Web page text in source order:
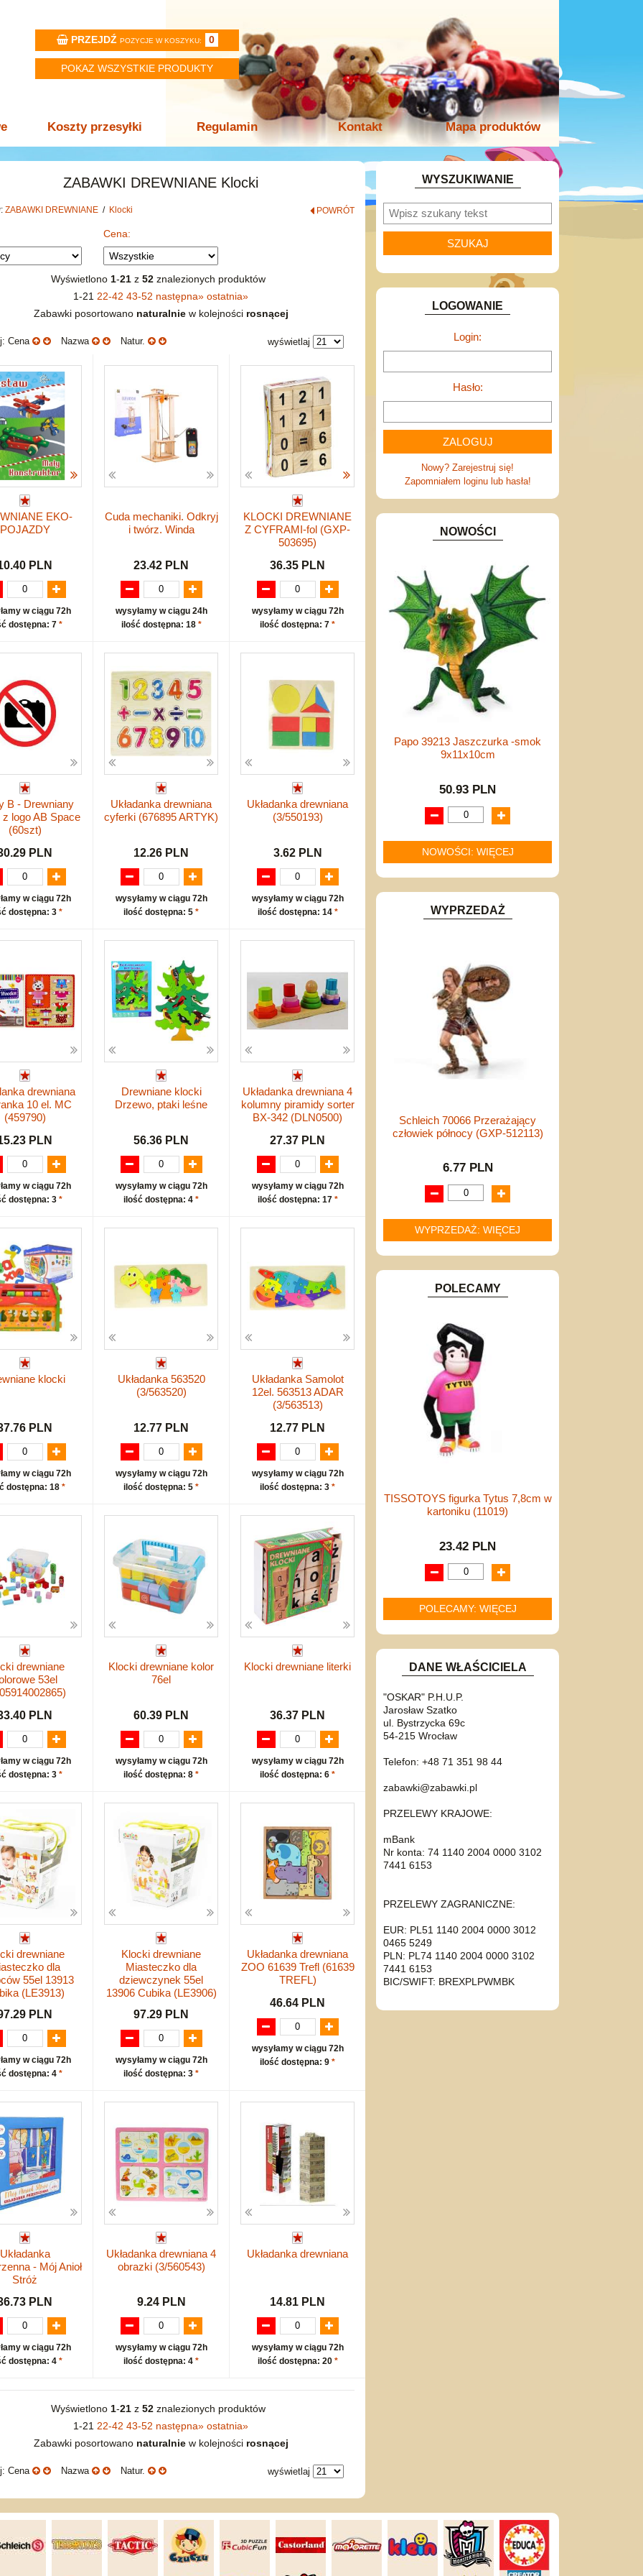
PRZEJDŹ POZYCJE W KOSZYKU: 0
POKAZ WSZYSTKIE PRODUKTY
Koszty przesyłki Regulamin Kontakt Mapa produktów
ZABAWKI DREWNIANE Klocki
ZABAWKI DREWNIANE / Klocki POWRÓT
Cena:
Wyświetlono 1-21z 52znalezionych produktów
1-21 22-42 43-52 następna» ostatnia»
Zabawki posortowano naturalniew kolejności rosnącej
Cena Nazwa Natur. wyświetlaj
EKO-
POJAZDY
PLN
w ciągu 72h
dostępna: 7 *
Cuda mechaniki. Odkryj
i twórz. Winda
23.42 PLN
wysyłamy w ciągu 24h
ilość dostępna: 18 *
KLOCKI DREWNIANE
Z CYFRAMI-fol (GXP-
503695)
36.35 PLN
wysyłamy w ciągu 72h
ilość dostępna: 7 *
B - Drewniany
z logo AB Space
(60szt)
PLN
w ciągu 72h
dostępna: 3 *
Układanka drewniana
cyferki (676895 ARTYK)
12.26 PLN
wysyłamy w ciągu 72h
ilość dostępna: 5 *
Układanka drewniana
(3/550193)
3.62 PLN
wysyłamy w ciągu 72h
ilość dostępna: 14 *
drewniana
10 el. MC
(459790)
PLN
w ciągu 72h
dostępna: 3 *
Drewniane klocki
Drzewo, ptaki leśne
56.36 PLN
wysyłamy w ciągu 72h
ilość dostępna: 4 *
Układanka drewniana 4
kolumny piramidy sorter
BX-342 (DLN0500)
27.37 PLN
wysyłamy w ciągu 72h
ilość dostępna: 17 *
klocki
PLN
w ciągu 72h
dostępna: 18 *
Układanka 563520
(3/563520)
12.77 PLN
wysyłamy w ciągu 72h
ilość dostępna: 5 *
Układanka Samolot
12el. 563513 ADAR
(3/563513)
12.77 PLN
wysyłamy w ciągu 72h
ilość dostępna: 3 *
drewniane
53el
PLN
w ciągu 72h
dostępna: 3 *
Klocki drewniane kolor
76el
60.39 PLN
wysyłamy w ciągu 72h
ilość dostępna: 8 *
Klocki drewniane literki
36.37 PLN
wysyłamy w ciągu 72h
ilość dostępna: 6 *
drewniane
dla
55el 13913
(LE3913)
PLN
w ciągu 72h
dostępna: 4 *
Klocki drewniane
Miasteczko dla
dziewczynek 55el
13906 Cubika (LE3906)
97.29 PLN
wysyłamy w ciągu 72h
ilość dostępna: 3 *
Układanka drewniana
ZOO 61639 Trefl (61639
TREFL)
46.64 PLN
wysyłamy w ciągu 72h
ilość dostępna: 9 *
Układanka
- Mój Anioł
Stróż
PLN
w ciągu 72h
dostępna: 4 *
Układanka drewniana 4
obrazki (3/560543)
9.24 PLN
wysyłamy w ciągu 72h
ilość dostępna: 4 *
Układanka drewniana
14.81 PLN
wysyłamy w ciągu 72h
ilość dostępna: 20 *
Wyświetlono 1-21z 52znalezionych produktów
1-21 22-42 43-52 następna» ostatnia»
Zabawki posortowano naturalniew kolejności rosnącej
Cena Nazwa Natur. wyświetlaj
WYSZUKIWANIE
LOGOWANIE
Login:
Hasło:
Nowy? Zarejestruj się!
Zapomniałem loginu lub hasła!
NOWOŚCI
Papo 39213 Jaszczurka -smok
9x11x10cm
50.93 PLN
NOWOŚCI: WIĘCEJ
WYPRZEDAŻ
Schleich 70066 Przerażający
człowiek północy (GXP-512113)
6.77 PLN
WYPRZEDAŻ: WIĘCEJ
POLECAMY
TISSOTOYS figurka Tytus 7,8cm w
kartoniku (11019)
23.42 PLN
POLECAMY: WIĘCEJ
DANE WŁAŚCICIELA
"OSKAR" P.H.U.P.
Jarosław Szatko
ul. Bystrzycka 69c
54-215 Wrocław
Telefon: +48 71 351 98 44
zabawki@zabawki.pl
PRZELEWY KRAJOWE:
mBank
Nr konta: 74 1140 2004 0000 3102
7441 6153
PRZELEWY ZAGRANICZNE:
EUR: PL51 1140 2004 0000 3012
0465 5249
PLN: PL74 1140 2004 0000 3102
7441 6153
BIC/SWIFT: BREXPLPWMBK